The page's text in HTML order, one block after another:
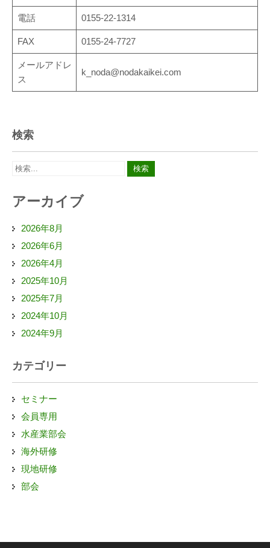
電話 0155-22-1314
FAX 0155-24-7727
メールアドレ
ス
k_noda@nodakaikei.com
検索
アーカイブ
2026年8月
2026年6月
2026年4月
2025年10月
2025年7月
2024年10月
2024年9月
カテゴリー
セミナー
会員専用
水産業部会
海外研修
現地研修
部会